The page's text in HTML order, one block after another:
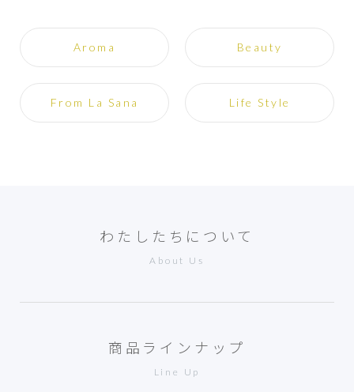
Aroma Beauty
From La Sana Life Style
わたしたちについて
About Us
商品ラインナップ
Line Up